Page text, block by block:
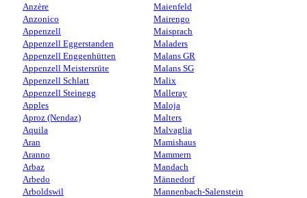
Anzère
Anzonico
Appenzell
Appenzell Eggerstanden
Appenzell Enggenhütten
Appenzell Meistersrüte
Appenzell Schlatt
Appenzell Steinegg
Apples
Aproz (Nendaz)
Aquila
Aran
Aranno
Arbaz
Arbedo
Arboldswil
Maienfeld
Mairengo
Maisprach
Maladers
Malans GR
Malans SG
Malix
Malleray
Maloja
Malters
Malvaglia
Mamishaus
Mammern
Mandach
Männedorf
Mannenbach-Salenstein